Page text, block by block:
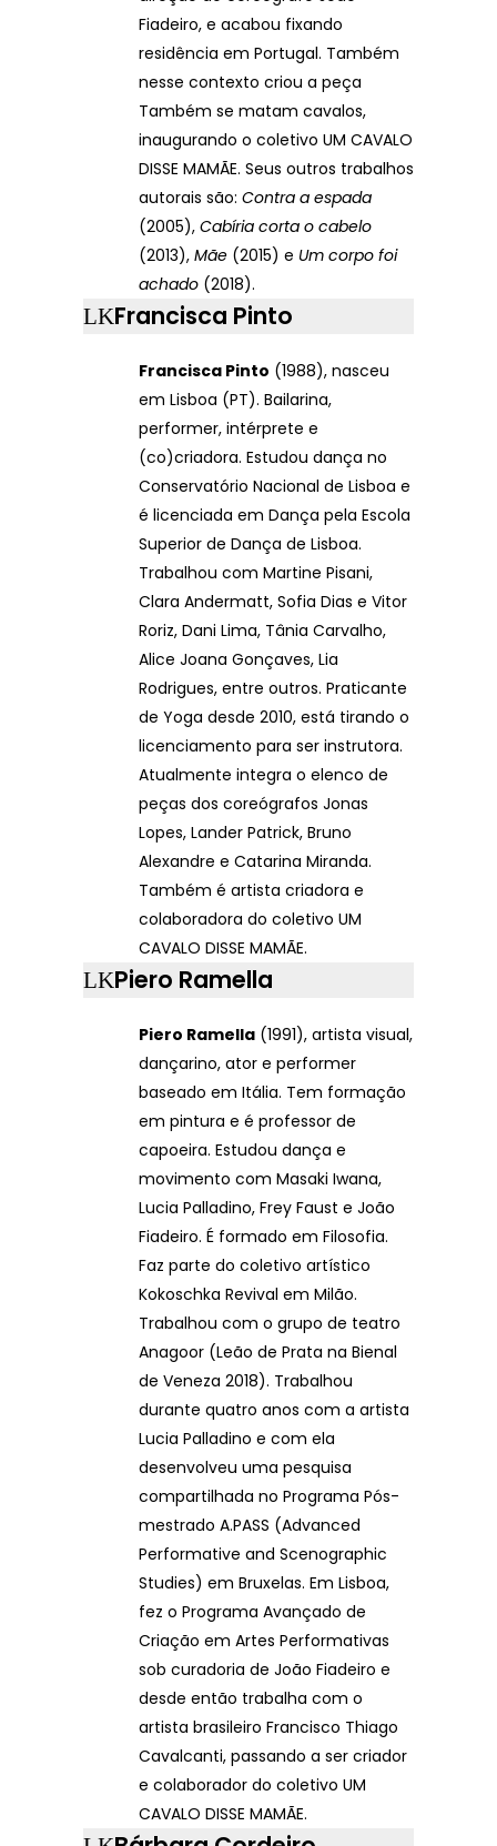
Fiadeiro, e acabou fixando
residência em Portugal. Também
nesse contexto criou a peça
Também se matam cavalos,
inaugurando o coletivo UM CAVALO
DISSE MAMÃE. Seus outros trabalhos
autorais são: Contra a espada
(2005), Cabíria corta o cabelo
(2013), Mãe (2015) e Um corpo foi
achado (2018).
Francisca Pinto
Francisca Pinto (1988), nasceu
em Lisboa (PT). Bailarina,
performer, intérprete e
(co)criadora. Estudou dança no
Conservatório Nacional de Lisboa e
é licenciada em Dança pela Escola
Superior de Dança de Lisboa.
Trabalhou com Martine Pisani,
Clara Andermatt, Sofia Dias e Vitor
Roriz, Dani Lima, Tânia Carvalho,
Alice Joana Gonçaves, Lia
Rodrigues, entre outros. Praticante
de Yoga desde 2010, está tirando o
licenciamento para ser instrutora.
Atualmente integra o elenco de
peças dos coreógrafos Jonas
Lopes, Lander Patrick, Bruno
Alexandre e Catarina Miranda.
Também é artista criadora e
colaboradora do coletivo UM
CAVALO DISSE MAMÃE.
Piero Ramella
Piero Ramella (1991), artista visual,
dançarino, ator e performer
baseado em Itália. Tem formação
em pintura e é professor de
capoeira. Estudou dança e
movimento com Masaki Iwana,
Lucia Palladino, Frey Faust e João
Fiadeiro. É formado em Filosofia.
Faz parte do coletivo artístico
Kokoschka Revival em Milão.
Trabalhou com o grupo de teatro
Anagoor (Leão de Prata na Bienal
de Veneza 2018). Trabalhou
durante quatro anos com a artista
Lucia Palladino e com ela
desenvolveu uma pesquisa
compartilhada no Programa Pós-
mestrado A.PASS (Advanced
Performative and Scenographic
Studies) em Bruxelas. Em Lisboa,
fez o Programa Avançado de
Criação em Artes Performativas
sob curadoria de João Fiadeiro e
desde então trabalha com o
artista brasileiro Francisco Thiago
Cavalcanti, passando a ser criador
e colaborador do coletivo UM
CAVALO DISSE MAMÃE.